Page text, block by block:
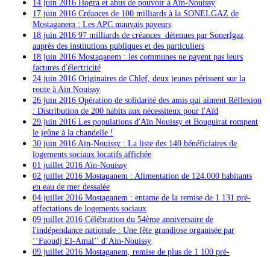
14 juin 2016 Hogra et abus de pouvoir à Aïn-Nouissy
17 juin 2016 Créances de 100 milliards à la SONELGAZ de
Mostaganem : Les APC mauvais payeurs
18 juin 2016 97 milliards de créances détenues par Sonerlgaz
auprès des institutions publiques et des particuliers
18 juin 2016 Mostaganem : les communes ne payent pas leurs
factures d'électricité
24 juin 2016 Originaires de Chlef, deux jeunes périssent sur la
route à Aïn Nouissy
26 juin 2016 Opération de solidarité des amis qui aiment Réflexion
: Distribution de 200 habits aux nécessiteux pour l'Aïd
29 juin 2016 Les populations d'Aïn Nouissy et Bouguirat rompent
le jeûne à la chandelle !
30 juin 2016 Aïn-Nouissy : La liste des 140 bénéficiaires de
logements sociaux locatifs affichée
01 juillet 2016 Aïn-Nouissy
02 juillet 2016 Mostaganem : Alimentation de 124.000 habitants
en eau de mer dessalée
04 juillet 2016 Mostaganem : entame de la remise de 1 131 pré-
affectations de logements sociaux
09 juillet 2016 Célébration du 54ème anniversaire de
l'indépendance nationale : Une fête grandiose organisée par
‘’Faoudj El-Amal’’ d’Ain-Nouissy
09 juillet 2016 Mostaganem, remise de plus de 1 100 pré-